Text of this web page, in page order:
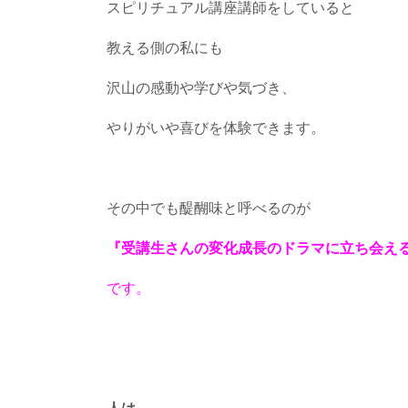
スピリチュアル講座講師をしていると
教える側の私にも
沢山の感動や学びや気づき、
やりがいや喜びを体験できます。
その中でも醍醐味と呼べるのが
『受講生さんの変化成長のドラマに立ち会え
です。